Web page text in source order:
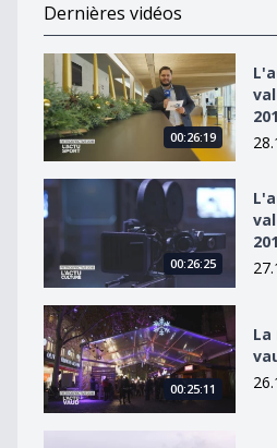
Dernières vidéos
L&#039;actualité sportive
00:26:19
L&#039;actualité culturelle
00:26:25
La rétrospective vaudoise
00:25:11